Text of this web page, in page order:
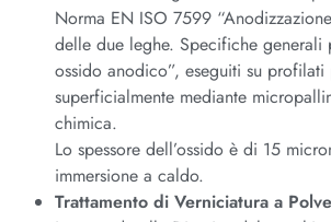
Norma EN ISO 7599
delle due leghe. Specifiche generali
ossido anodico”, eseguiti su profilati
superficialmente mediante
chimica.
Lo spessore dell’ossido è di 15
immersione a caldo.
Trattamento di Verniciatura a